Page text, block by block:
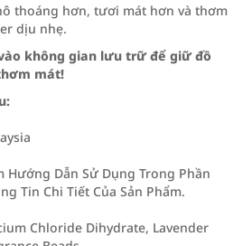
thoáng hơn, tươi mát hơn và thơm
dịu nhẹ.
không gian lưu trữ để giữ đồ
mát!
Hướng Dẫn Sử Dụng Trong Phần
Tin Chi Tiết Của Sản Phẩm.
Chloride Dihydrate, Lavender